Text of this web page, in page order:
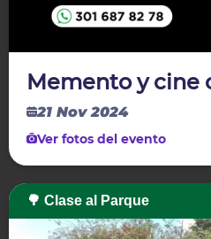
Memento y cine
21 Nov 2024
Ver fotos del evento
🌳 Clase al Parque